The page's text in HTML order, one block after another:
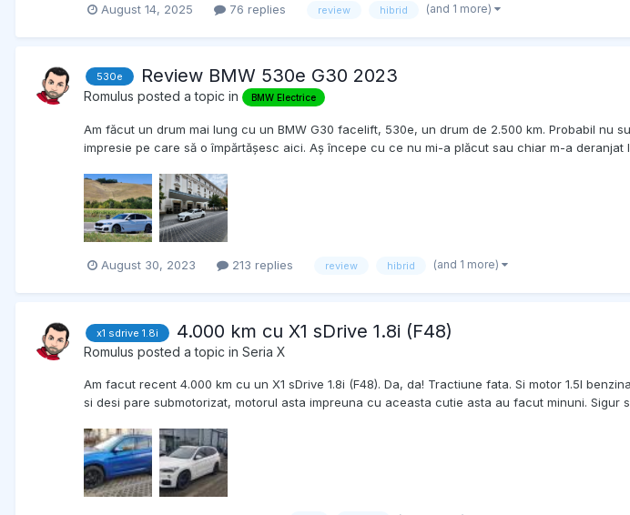
August 14, 2025 76 replies review hibrid (and 1 more)
530e Review BMW 530e G30 2023
Romulus posted a topic in BMW Electrice
Am făcut un drum mai lung cu un BMW G30 facelift, 530e, un drum de 2.500 km. Probabil
impresie pe care să o împărtășesc aici. Aș începe cu ce nu mi-a plăcut sau chiar m-a deranjat
August 30, 2023 213 replies review hibrid (and 1 more)
x1 sdrive 1.8i 4.000 km cu X1 sDrive 1.8i (F48)
Romulus posted a topic in Seria X
Am facut recent 4.000 km cu un X1 sDrive 1.8i (F48). Da, da! Tractiune fata. Si motor 1.5l
si desi pare submotorizat, motorul asta impreuna cu aceasta cutie asta au facut minuni. Sigur